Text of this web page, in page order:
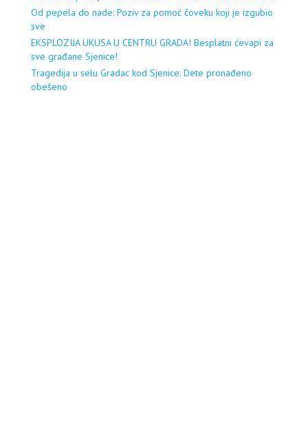
Od pepela do nade: Poziv za pomoć čoveku koji je izgubio
sve
EKSPLOZIJA UKUSA U CENTRU GRADA! Besplatni ćevapi za
sve građane Sjenice!
Tragedija u selu Gradac kod Sjenice: Dete pronađeno
obešeno